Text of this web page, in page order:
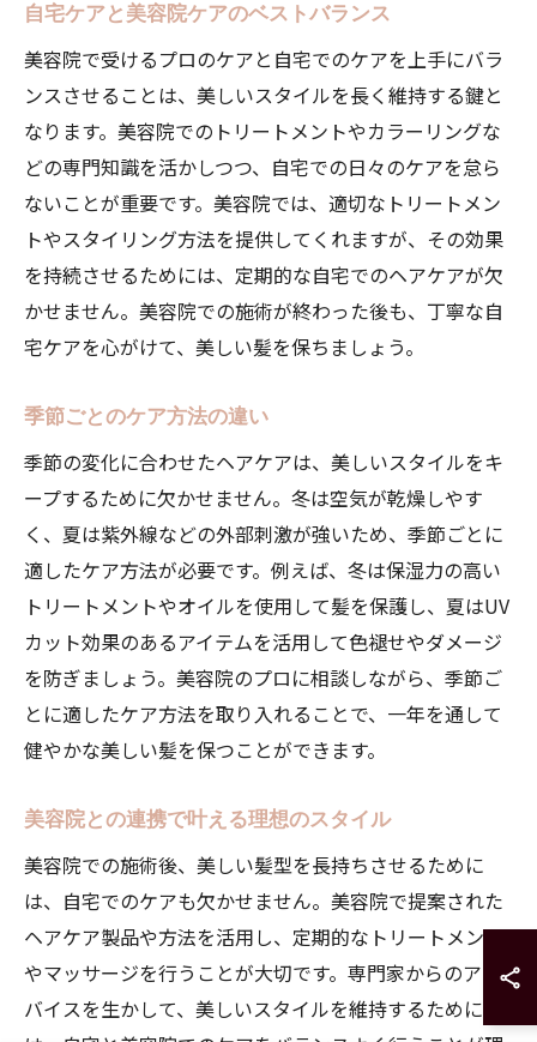
自宅ケアと美容院ケアのベストバランス
美容院で受けるプロのケアと自宅でのケアを上手にバラ
ンスさせることは、美しいスタイルを長く維持する鍵と
なります。美容院でのトリートメントやカラーリングな
どの専門知識を活かしつつ、自宅での日々のケアを怠ら
ないことが重要です。美容院では、適切なトリートメン
トやスタイリング方法を提供してくれますが、その効果
を持続させるためには、定期的な自宅でのヘアケアが欠
かせません。美容院での施術が終わった後も、丁寧な自
宅ケアを心がけて、美しい髪を保ちましょう。
季節ごとのケア方法の違い
季節の変化に合わせたヘアケアは、美しいスタイルをキ
ープするために欠かせません。冬は空気が乾燥しやす
く、夏は紫外線などの外部刺激が強いため、季節ごとに
適したケア方法が必要です。例えば、冬は保湿力の高い
トリートメントやオイルを使用して髪を保護し、夏はUV
カット効果のあるアイテムを活用して色褪せやダメージ
を防ぎましょう。美容院のプロに相談しながら、季節ご
とに適したケア方法を取り入れることで、一年を通して
健やかな美しい髪を保つことができます。
美容院との連携で叶える理想のスタイル
美容院での施術後、美しい髪型を長持ちさせるために
は、自宅でのケアも欠かせません。美容院で提案された
ヘアケア製品や方法を活用し、定期的なトリートメント
やマッサージを行うことが大切です。専門家からのアド
バイスを生かして、美しいスタイルを維持するために